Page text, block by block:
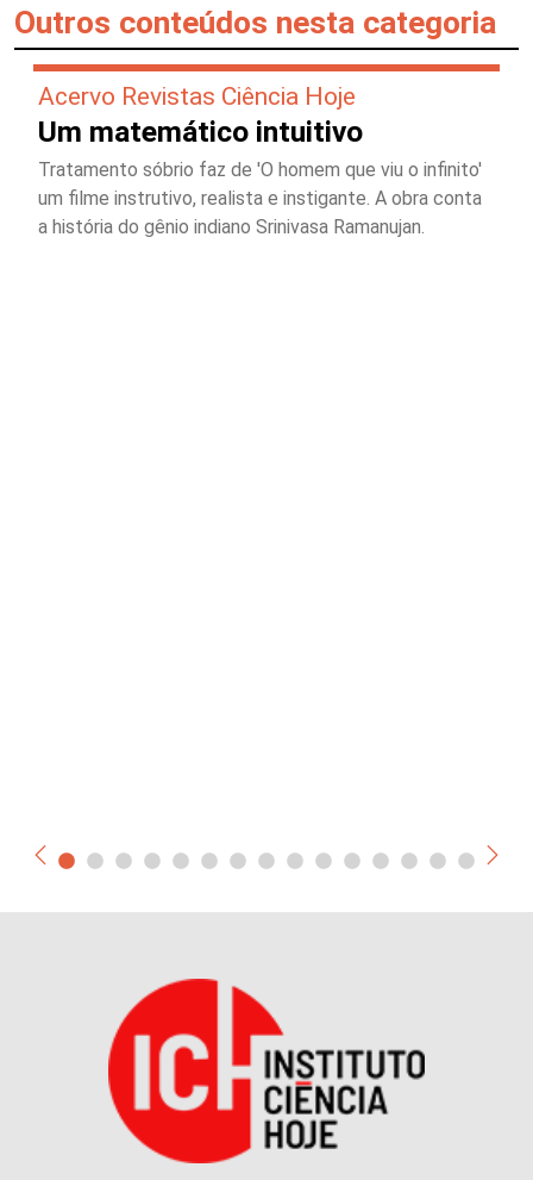
Outros conteúdos nesta categoria
Acervo Revistas Ciência Hoje
Um matemático intuitivo
Tratamento sóbrio faz de 'O homem que viu o infinito'
um filme instrutivo, realista e instigante. A obra conta
a história do gênio indiano Srinivasa Ramanujan.